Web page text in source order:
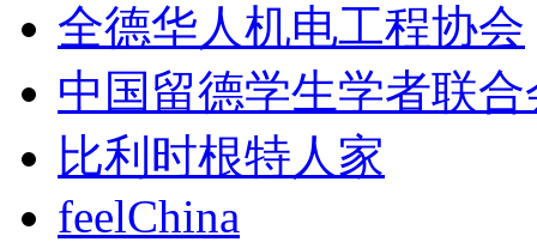
全德华人机电工程协会
中国留德学生学者联合
比利时根特人家
feelChina